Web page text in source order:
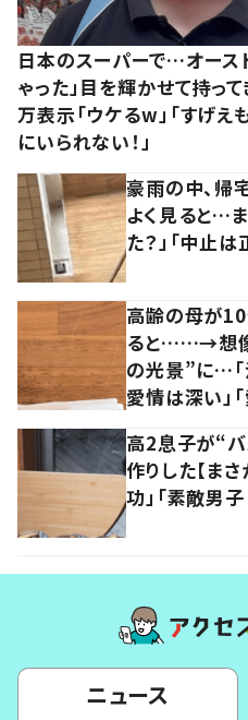
日本のスーパーで…オース
ゃった」目を輝かせて持っ
万表示「ウケるw」「すげ
にいられない！」
豪雨の中、帰
よく見ると…
た？」「中止は
高齢の母が10
ると……→想像
の光景”に…「
愛情は深い」
高2息子が“
作りした【ま
功」「素敵男子
ニュース